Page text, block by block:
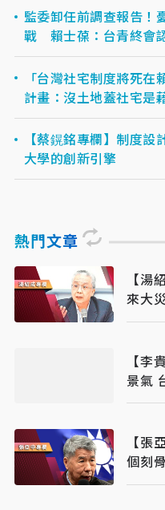
監委卸任前調查報告！
戰 賴士葆：台青終會
「台灣社宅制度將死
計畫：沒土地蓋社宅是
【蔡鎤銘專欄】制度
大學的創新引擎
熱門文章
【湯
來大災
【李
景氣
【張
個刻